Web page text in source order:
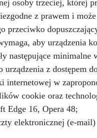
osoby trzeciej, której
z prawem i
przeciwko
aby urządzenia
następujące minimalne
urządzenia z dostępem
internetowej w
cookie oraz
Edge 16, Opera 48;
elektronicznej